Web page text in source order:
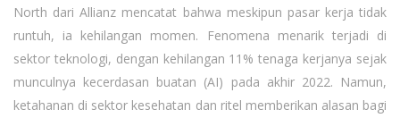
North dari Allianz mencatat bahwa meskipun pasar kerja tidak
runtuh, ia kehilangan momen. Fenomena menarik terjadi di
sektor teknologi, dengan kehilangan 11% tenaga kerjanya sejak
munculnya kecerdasan buatan (AI) pada akhir 2022. Namun,
ketahanan di sektor kesehatan dan ritel memberikan alasan bagi